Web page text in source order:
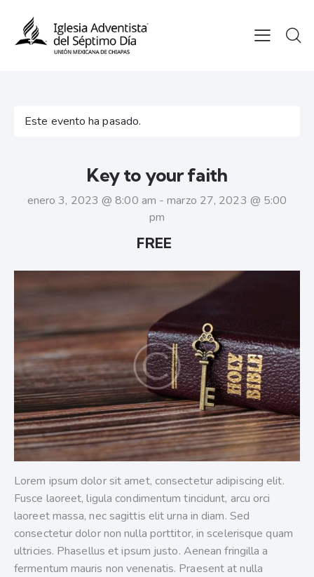
Este evento ha pasado.
Key to your faith
enero 3, 2023 @ 8:00 am -marzo 27, 2023 @ 5:00
pm
FREE
Lorem ipsum dolor sit amet, consectetur adipiscing elit.
Fusce laoreet, ligula condimentum tincidunt, arcu orci
laoreet massa, nec sagittis elit urna in diam. Sed
consectetur dolor non nulla porttitor, in scelerisque quam
ultricies. Phasellus et ipsum justo. Aenean fringilla a
fermentum mauris non venenatis. Praesent at nulla